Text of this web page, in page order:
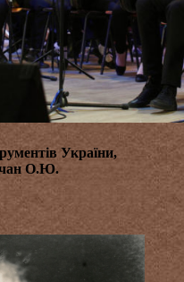
України,
О.Ю.